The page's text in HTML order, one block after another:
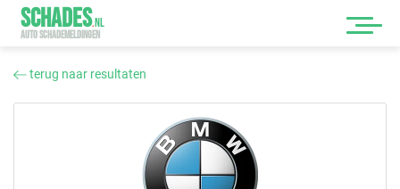
SCHADES.NL
AUTO SCHADEMELDINGEN
terug naar resultaten